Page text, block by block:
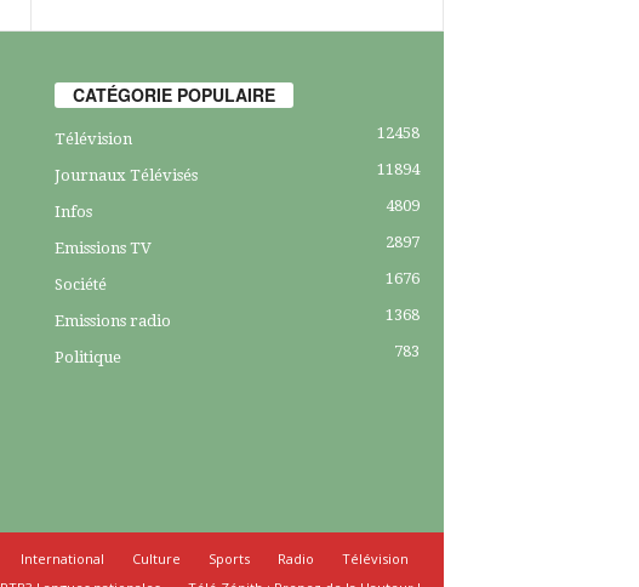
CATÉGORIE POPULAIRE
Télévision 12458
Journaux Télévisés 11894
Infos 4809
Emissions TV 2897
Société 1676
Emissions radio 1368
Politique 783
International Culture Sports Radio
Télévision